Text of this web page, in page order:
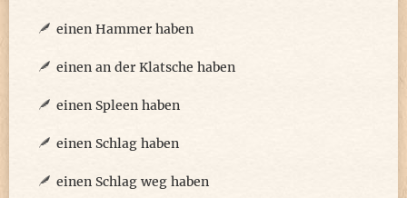
einen Hammer haben
einen an der Klatsche haben
einen Spleen haben
einen Schlag haben
einen Schlag weg haben